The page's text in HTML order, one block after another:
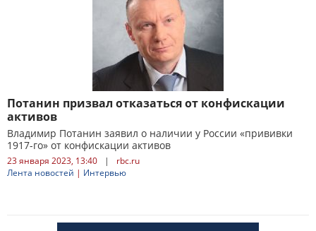
Потанин призвал отказаться от конфискации
активов
Владимир Потанин заявил о наличии у России «прививки
1917-го» от конфискации активов
23 января 2023, 13:40 |
rbc.ru
Лента новостей | Интервью